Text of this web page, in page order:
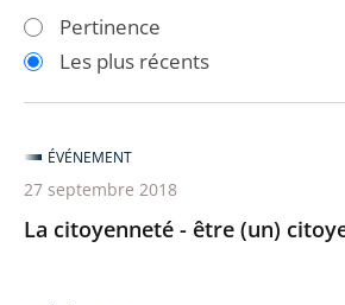
les
filtres
après
les
filtres
avant
Pertinence
Les plus récents
La citoyenneté - être (un)
ÉVÉNEMENT
27 septembre 2018